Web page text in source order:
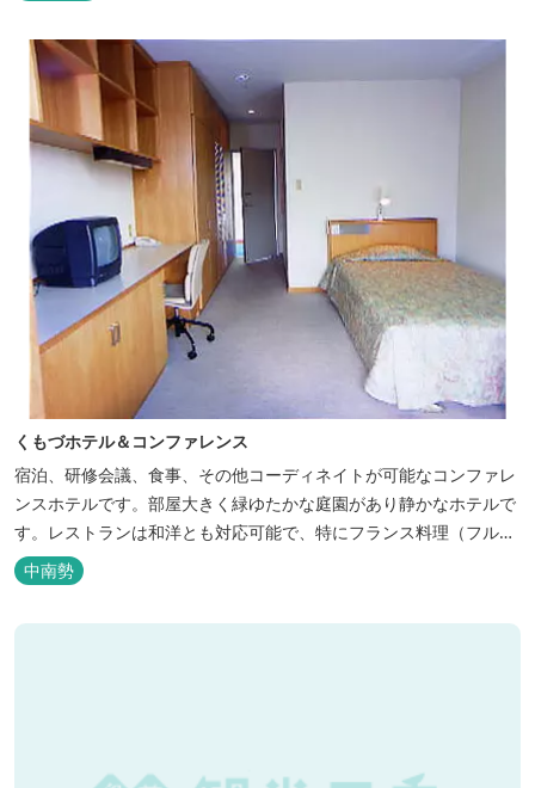
くもづホテル＆コンファレンス
宿泊、研修会議、食事、その他コーディネイトが可能なコンファレ
ンスホテルです。部屋大きく緑ゆたかな庭園があり静かなホテルで
す。レストランは和洋とも対応可能で、特にフランス料理（フルコ
ース）が人気あり是非ご賞味ください。
中南勢